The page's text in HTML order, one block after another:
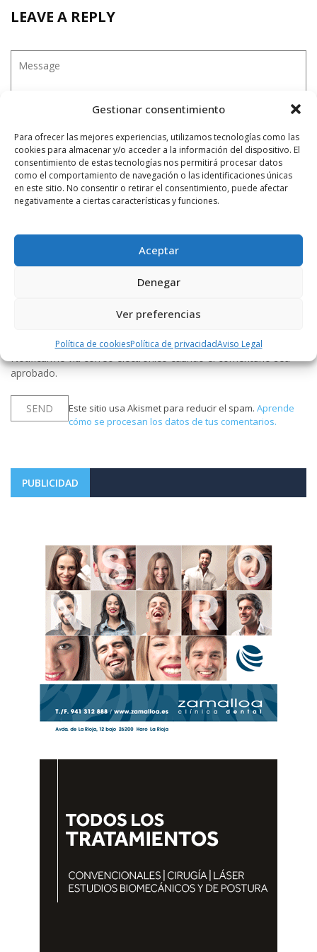
Gestionar consentimiento
Para ofrecer las mejores experiencias, utilizamos tecnologías como las
cookies para almacenar y/o acceder a la información del dispositivo. El
consentimiento de estas tecnologías nos permitirá procesar datos
como el comportamiento de navegación o las identificaciones únicas
en este sitio. No consentir o retirar el consentimiento, puede afectar
negativamente a ciertas características y funciones.
Aceptar
Denegar
Ver preferencias
Política de cookiesPolítica de privacidadAviso Legal
LEAVE A REPLY
Notificarme vía correo electrónico cuando el comentario sea
aprobado.
Este sitio usa Akismet para reducir el spam. Aprende
cómo se procesan los datos de tus comentarios.
PUBLICIDAD